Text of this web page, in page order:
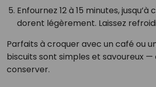
Enfournez 12 à 15 minutes, jusqu’à
dorent légèrement. Laissez
Parfaits à croquer avec un café ou
biscuits sont simples et savoureux —
conserver.